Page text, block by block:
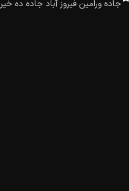
جاده ورامین فیروز آباد جاده ده خیر